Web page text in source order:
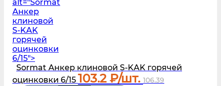
alt="Sormat
Анкер
клиновой
S‑KAK
горячей
оцинковки
6/15">
Sormat Анкер клиновой S‑KAK горячей
оцинковки 6/15 103.2 ₽/шт. 106.39